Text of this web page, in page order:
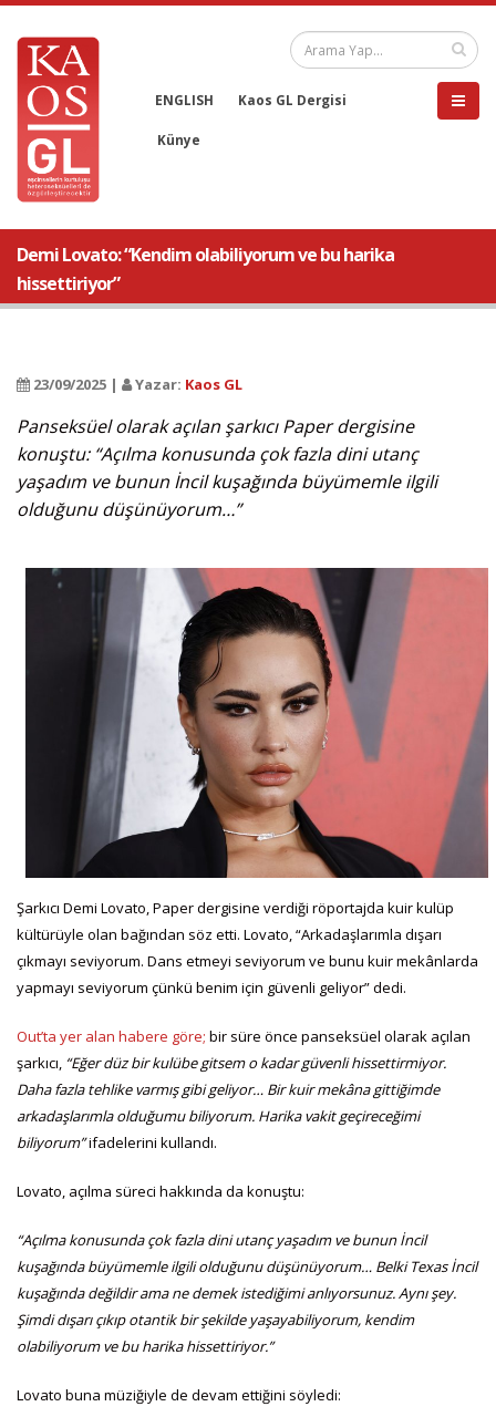
ENGLISH Kaos GL Dergisi
Künye
Demi Lovato: “Kendim olabiliyorum ve bu harika
hissettiriyor”
23/09/2025 | Yazar: Kaos GL
Panseksüel olarak açılan şarkıcı Paper dergisine
konuştu: “Açılma konusunda çok fazla dini utanç
yaşadım ve bunun İncil kuşağında büyümemle ilgili
olduğunu düşünüyorum…”
Şarkıcı Demi Lovato, Paper dergisine verdiği röportajda kuir kulüp
kültürüyle olan bağından söz etti. Lovato, “Arkadaşlarımla dışarı
çıkmayı seviyorum. Dans etmeyi seviyorum ve bunu kuir mekânlarda
yapmayı seviyorum çünkü benim için güvenli geliyor” dedi.
Out’ta yer alan habere göre; bir süre önce panseksüel olarak açılan
şarkıcı, “Eğer düz bir kulübe gitsem o kadar güvenli hissettirmiyor.
Daha fazla tehlike varmış gibi geliyor… Bir kuir mekâna gittiğimde
arkadaşlarımla olduğumu biliyorum. Harika vakit geçireceğimi
biliyorum”ifadelerini kullandı.
Lovato, açılma süreci hakkında da konuştu:
“Açılma konusunda çok fazla dini utanç yaşadım ve bunun İncil
kuşağında büyümemle ilgili olduğunu düşünüyorum… Belki Texas İncil
kuşağında değildir ama ne demek istediğimi anlıyorsunuz. Aynı şey.
Şimdi dışarı çıkıp otantik bir şekilde yaşayabiliyorum, kendim
olabiliyorum ve bu harika hissettiriyor.”
Lovato buna müziğiyle de devam ettiğini söyledi: